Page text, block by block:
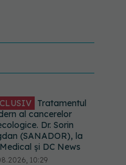
Tratamentul
al cancerelor
Dr. Sorin
(SANADOR), la
și DC News
10:29